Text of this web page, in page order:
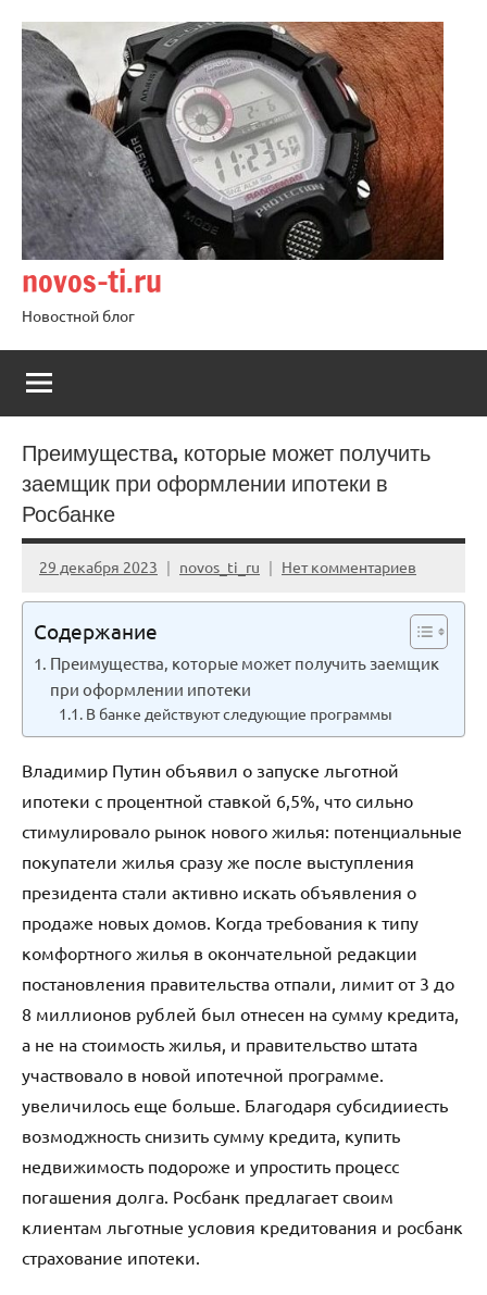
содержимому
novos-ti.ru
Новостной блог
Преимущества, которые может получить
заемщик при оформлении ипотеки в
Росбанке
29 декабря 2023 novos_ti_ru Нет комментариев
Содержание
Преимущества, которые может получить заемщик
при оформлении ипотеки
В банке действуют следующие программы
Владимир Путин объявил о запуске льготной
ипотеки с процентной ставкой 6,5%, что сильно
стимулировало рынок нового жилья: потенциальные
покупатели жилья сразу же после выступления
президента стали активно искать объявления о
продаже новых домов. Когда требования к типу
комфортного жилья в окончательной редакции
постановления правительства отпали, лимит от 3 до
8 миллионов рублей был отнесен на сумму кредита,
а не на стоимость жилья, и правительство штата
участвовало в новой ипотечной программе.
увеличилось еще больше. Благодаря субсидииесть
возмоджность снизить сумму кредита, купить
недвижимость подороже и упростить процесс
погашения долга. Росбанк предлагает своим
клиентам льготные условия кредитования и росбанк
страхование ипотеки.